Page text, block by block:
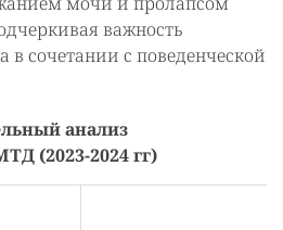
важность
сочетании с поведенческой
анализ
(2023-2024 гг)